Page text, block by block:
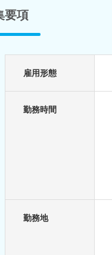
要項
雇用形態
勤務時間
勤務地